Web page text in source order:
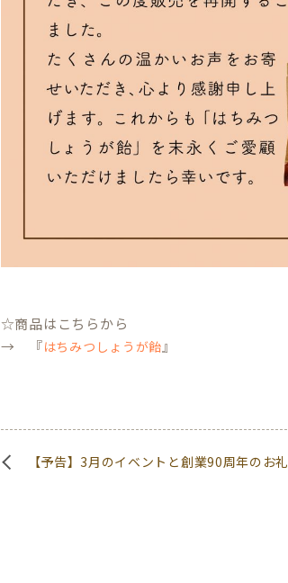
☆商品はこちらから
→ 『はちみつしょうが飴』
【予告】3月のイベントと創業90周年のお礼